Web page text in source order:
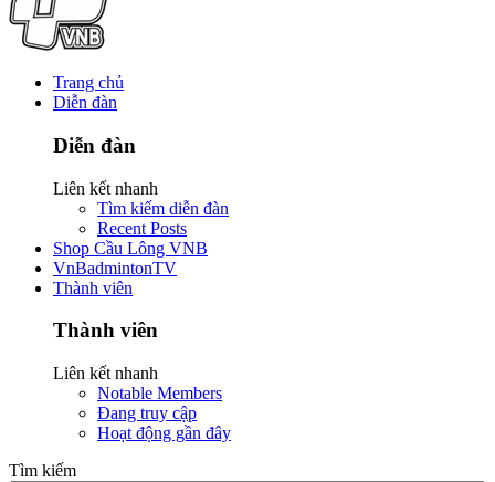
Trang chủ
Diễn đàn
Diễn đàn
Liên kết nhanh
Tìm kiếm diễn đàn
Recent Posts
Shop Cầu Lông VNB
VnBadmintonTV
Thành viên
Thành viên
Liên kết nhanh
Notable Members
Đang truy cập
Hoạt động gần đây
Tìm kiếm